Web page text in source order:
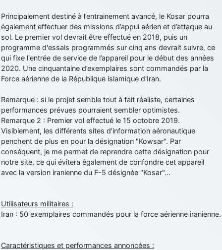
les photo des anciens appareils de l'armée de l'air de la haute -volta
d9pouces: Ça me casse quand même bien les pieds, j’avoue
jericho: Pour moi tout est à nouveau OK dirait-on… Merci à toi.
d9pouces
: En espérant n’avoir coupé les accessoires de personne
au passage !
un peu mieux
d9pouces: cette fois, c'est le Brésil et Singapour qui mettent le site
par terre
jericho: Ah ben je peux te confirmer que j'étais resté dans le filtre…
d9pouces: Désolé ! Mon filtrage a été un peu trop violent
manifestement
Principalement destiné à l’entrainement avancé, le Kosar pourra
également effectuer des missions d’appui aérien et d’attaque au
sol. Le premier vol devrait être effectué en 2018, puis un
programme d'essais programmés sur cinq ans devrait suivre, ce
qui fixe l'entrée de service de l’appareil pour le début des années
2020. Une cinquantaine d’exemplaires sont commandés par la
Force aérienne de la République islamique d'Iran.
Remarque : si le projet semble tout à fait réaliste, certaines
performances prévues pourraient sembler optimistes.
Remarque 2 : Premier vol effectué le 15 octobre 2019.
Visiblement, les différents sites d'information aéronautique
penchent de plus en pour la désignation "Kowsar". Par
conséquent, je me permet de reprendre cette désignation pour
notre site, ce qui évitera également de confondre cet appareil
avec la version iranienne du F-5 désignée "Kosar"…
Utilisateurs militaires :
Iran : 50 exemplaires commandés pour la force aérienne iranienne.
Caractéristiques et performances annoncées :